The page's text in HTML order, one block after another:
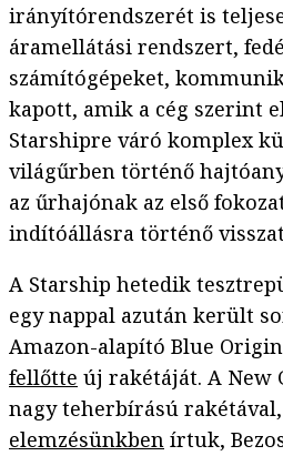
irányítórendszerét is
áramellátási rendszert,
számítógépeket,
kapott, amik a cég szerint
Starshipre váró komplex
világűrben történő
az űrhajónak az első
indítóállásra történő
A Starship hetedik
egy nappal azután került
Amazon-alapító Blue
fellőtte új rakétáját. A New
nagy teherbírású
elemzésünkben írtuk,